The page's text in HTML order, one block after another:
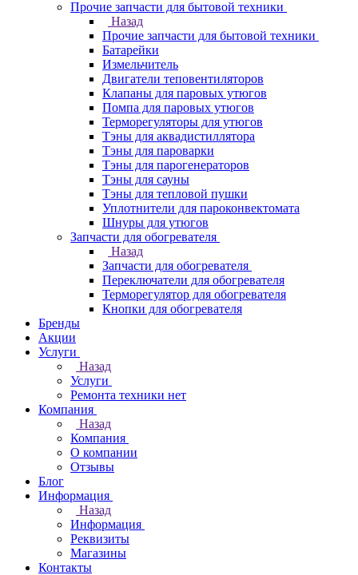
Прочие запчасти для бытовой техники
Назад
Прочие запчасти для бытовой техники
Батарейки
Измельчитель
Двигатели теповентиляторов
Клапаны для паровых утюгов
Помпа для паровых утюгов
Терморегуляторы для утюгов
Тэны для аквадистиллятора
Тэны для пароварки
Тэны для парогенераторов
Тэны для сауны
Тэны для тепловой пушки
Уплотнители для пароконвектомата
Шнуры для утюгов
Запчасти для обогревателя
Назад
Запчасти для обогревателя
Переключатели для обогревателя
Терморегулятор для обогревателя
Кнопки для обогревателя
Бренды
Акции
Услуги
Назад
Услуги
Ремонта техники нет
Компания
Назад
Компания
О компании
Отзывы
Блог
Информация
Назад
Информация
Реквизиты
Магазины
Контакты